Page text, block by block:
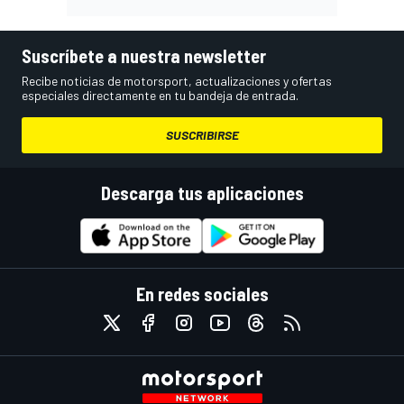
Suscríbete a nuestra newsletter
Recibe noticias de motorsport, actualizaciones y ofertas
especiales directamente en tu bandeja de entrada.
SUSCRIBIRSE
Descarga tus aplicaciones
En redes sociales